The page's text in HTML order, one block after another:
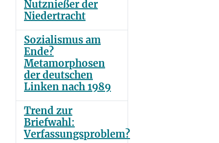
Nutznießer der
Niedertracht
Sozialismus am
Ende?
Metamorphosen
der deutschen
Linken nach 1989
Trend zur
Briefwahl:
Verfassungsproblem?